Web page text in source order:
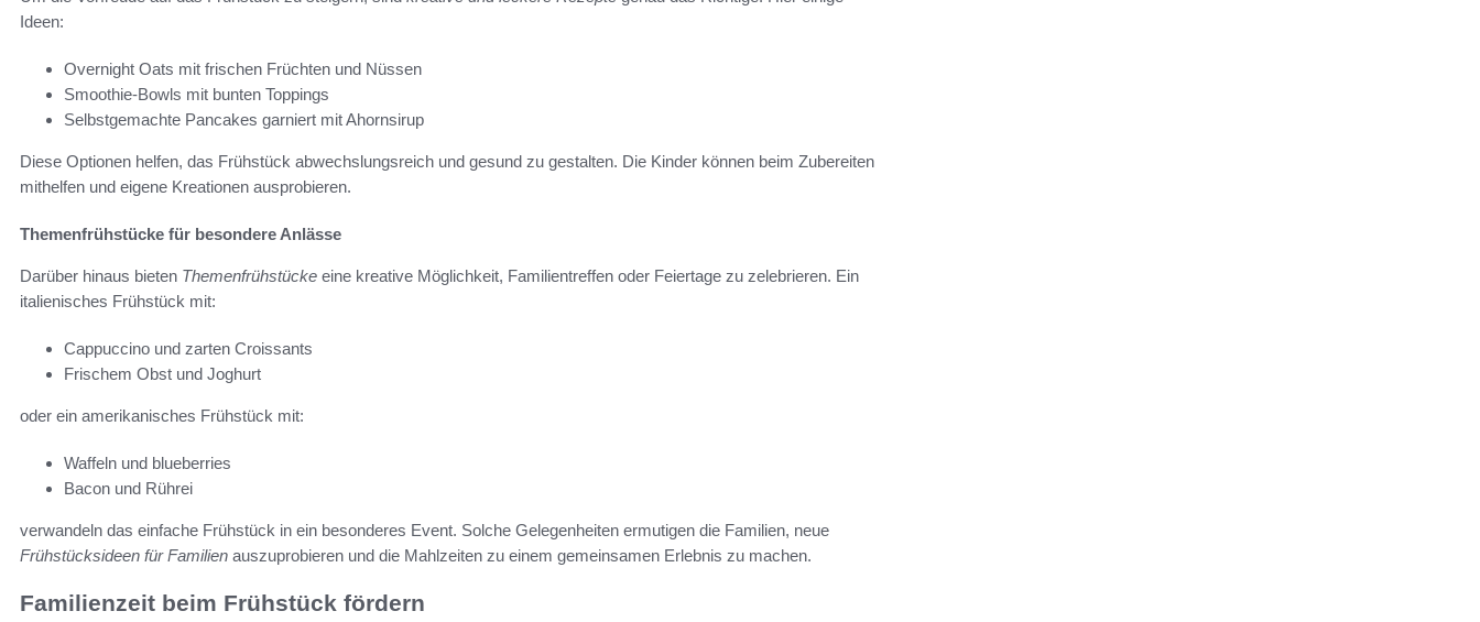
Ideen:
Overnight Oats mit frischen Früchten und Nüssen
Smoothie-Bowls mit bunten Toppings
Selbstgemachte Pancakes garniert mit Ahornsirup
Diese Optionen helfen, das Frühstück abwechslungsreich und gesund zu gestalten. Die Kinder können beim Zubereiten
mithelfen und eigene Kreationen ausprobieren.
Themenfrühstücke für besondere Anlässe
Darüber hinaus bieten Themenfrühstücke eine kreative Möglichkeit, Familientreffen oder Feiertage zu zelebrieren. Ein
italienisches Frühstück mit:
Cappuccino und zarten Croissants
Frischem Obst und Joghurt
oder ein amerikanisches Frühstück mit:
Waffeln und blueberries
Bacon und Rührei
verwandeln das einfache Frühstück in ein besonderes Event. Solche Gelegenheiten ermutigen die Familien, neue
Frühstücksideen für Familien auszuprobieren und die Mahlzeiten zu einem gemeinsamen Erlebnis zu machen.
Familienzeit beim Frühstück fördern